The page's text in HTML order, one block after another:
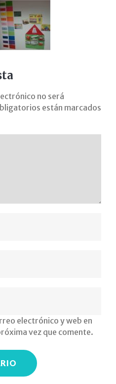
no será
están marcados
electrónico y web en
vez que comente.